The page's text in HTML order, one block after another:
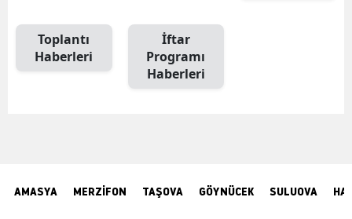
Toplantı
Haberleri
İftar
Programı
Haberleri
AMASYA MERZİFON TAŞOVA GÖYNÜCEK SULUOVA